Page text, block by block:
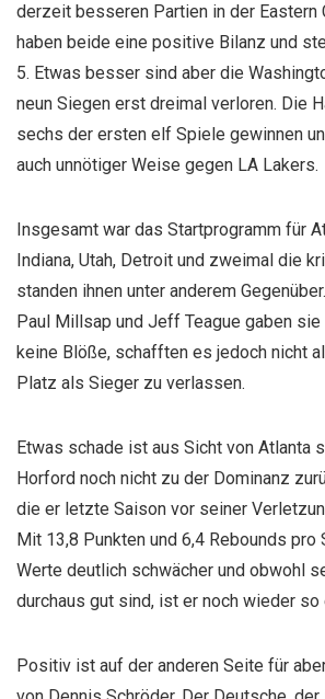
derzeit besseren Partien in der Eastern
haben beide eine positive Bilanz und
5. Etwas besser sind aber die
neun Siegen erst dreimal verloren. Die
sechs der ersten elf Spiele gewinnen
auch unnötiger Weise gegen LA Lakers.
Insgesamt war das Startprogramm für
Indiana, Utah, Detroit und zweimal die
standen ihnen unter anderem
Paul Millsap und Jeff Teague gaben sie
keine Blöße, schafften es jedoch nicht
Platz als Sieger zu verlassen.
Etwas schade ist aus Sicht von Atlanta
Horford noch nicht zu der Dominanz
die er letzte Saison vor seiner
Mit 13,8 Punkten und 6,4 Rebounds
Werte deutlich schwächer und obwohl
durchaus gut sind, ist er noch wieder so
Positiv ist auf der anderen Seite für